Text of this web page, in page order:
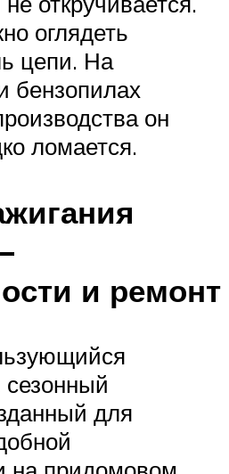
оглядеть
цепи. На
бензопилах
он
ломается.
и ремонт
для